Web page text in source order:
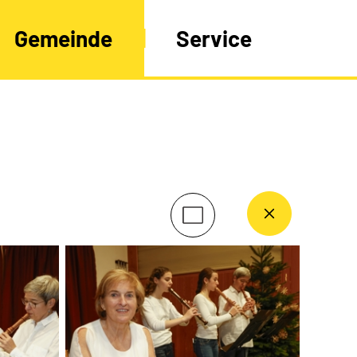
Gemeinde Service